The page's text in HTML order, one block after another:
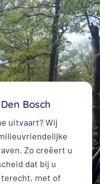
Bosch
uitvaart? Wij
Zo creëert u
dat bij u
terecht, met of